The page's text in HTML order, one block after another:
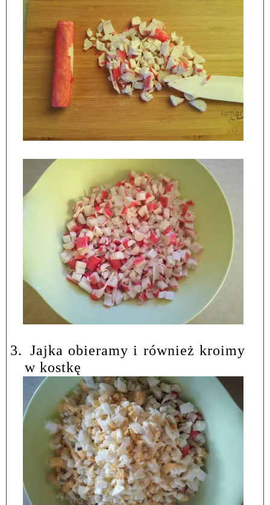
3. Jajka obieramy i również kroimy
w kostkę